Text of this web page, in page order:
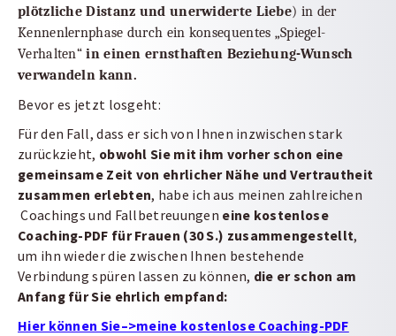
plötzliche Distanz und unerwiderte Liebe) in der
Kennenlernphase durch ein konsequentes „Spiegel-
Verhalten“ in einen ernsthaften Beziehung-Wunsch
verwandeln kann.
Bevor es jetzt losgeht:
Für den Fall, dass er sich von Ihnen inzwischen stark
zurückzieht, obwohl Sie mit ihm vorher schon eine
gemeinsame Zeit von ehrlicher Nähe und Vertrautheit
zusammen erlebten, habe ich aus meinen zahlreichen
Coachings und Fallbetreuungen eine kostenlose
Coaching-PDF für Frauen (30 S.) zusammengestellt,
um ihn wieder die zwischen Ihnen bestehende
Verbindung spüren lassen zu können, die er schon am
Anfang für Sie ehrlich empfand:
Hier können Sie–>meine kostenlose Coaching-PDF